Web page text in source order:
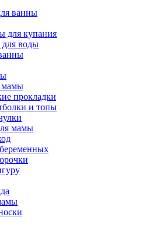
ванны
для купания
воды
мамы
прокладки
и топы
мамы